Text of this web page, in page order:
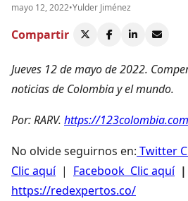
mayo 12, 2022•Yulder Jiménez
Compartir
Jueves 12 de mayo de 2022.
noticias de Colombia y el mundo.
Por: RARV. https://
No olvide seguirnos en: Twitter
Clic aquí| Facebook Clic aquí|
https://redexpertos.co/